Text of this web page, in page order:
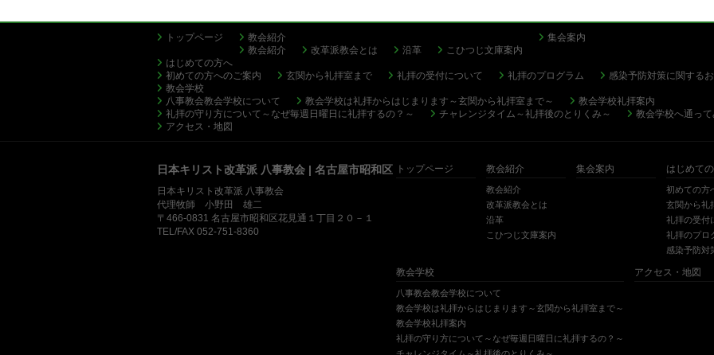
トップページ
教会紹介
教会紹介
改革派教会とは 沿革 こひつじ文庫案内
集会案内
はじめての方へ
初めての方へのご案内
玄関から礼拝室まで 礼拝の受付について 礼拝のプログラム
感染予防対策に関する
教会学校
八事教会教会学校について
教会学校は礼拝からはじまります～玄関から礼拝室まで～
教会学校礼拝案内
礼拝の守り方について～なぜ毎週日曜日に礼拝するの？～
チャレンジタイム～礼拝後のとりくみ～
教会学校へ通っ
アクセス・地図
日本キリスト改革派 八事教会 | 名古屋市昭和区
日本キリスト改革派 八事教会
代理牧師 小野田 雄二
〒466-0831 名古屋市昭和区花見通１丁目２０－１
TEL/FAX 052-751-8360
トップページ 教会紹介
教会紹介
改革派教会とは
沿革
こひつじ文庫案内
集会案内 はじめて
初めての方
玄関から礼
礼拝の受付
礼拝のプロ
感染予防対
教会学校
八事教会教会学校について
教会学校は礼拝からはじまります～玄関から礼拝室まで～
教会学校礼拝案内
礼拝の守り方について～なぜ毎週日曜日に礼拝するの？～
アクセス・地図